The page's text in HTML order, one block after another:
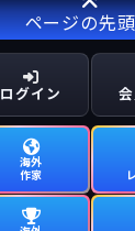
ページの先
ログイン
海外
作家